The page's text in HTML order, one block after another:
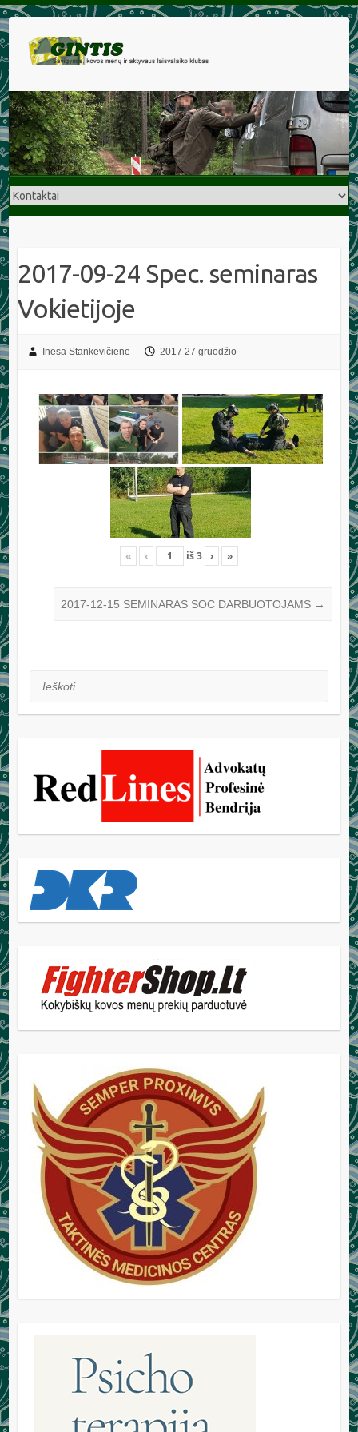
2017-09-24 Spec. seminaras
Vokietijoje
Inesa Stankevičienė 2017 27 gruodžio
« ‹ iš3 › »
2017-12-15 SEMINARAS SOC DARBUOTOJAMS →
Ieškoti